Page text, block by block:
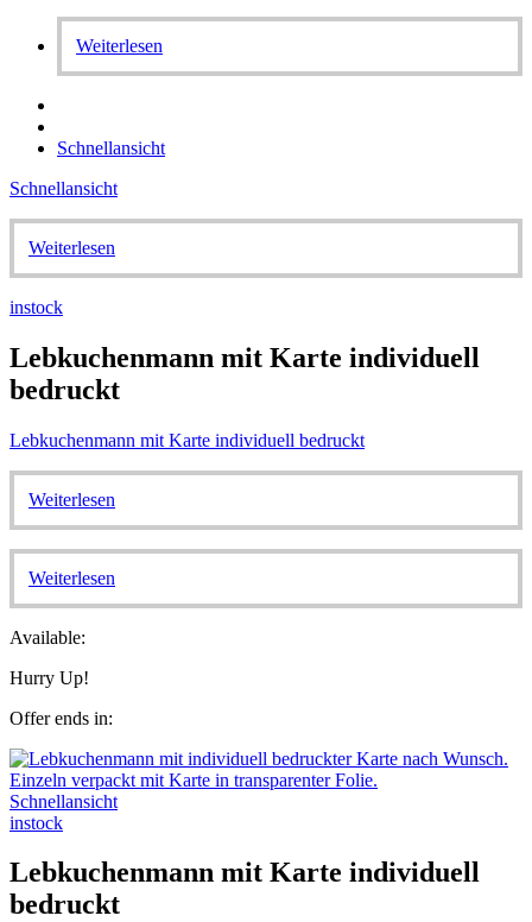
Weiterlesen
Schnellansicht
Schnellansicht
Weiterlesen
instock
Lebkuchenmann mit Karte individuell
bedruckt
Lebkuchenmann mit Karte individuell bedruckt
Weiterlesen
Weiterlesen
Available:
Hurry Up!
Offer ends in:
Schnellansicht
instock
Lebkuchenmann mit Karte individuell
bedruckt